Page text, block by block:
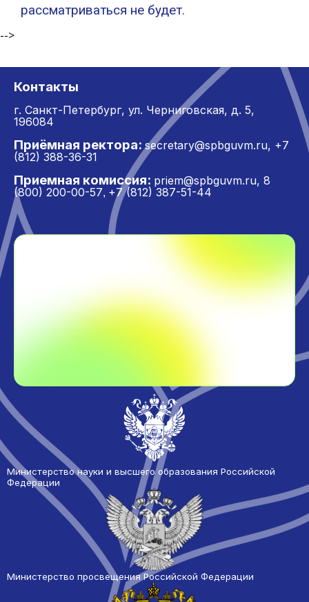
рассматриваться не будет.
-->
Контакты
г. Санкт-Петербург, ул. Черниговская, д. 5,
196084
Приёмная ректора: secretary@spbguvm.ru, +7
(812) 388-36-31
Приемная комиссия: priem@spbguvm.ru, 8
(800) 200-00-57, +7 (812) 387-51-44
Министерство науки и высшего образования Российской
Федерации
Министерство просвещения Российской Федерации